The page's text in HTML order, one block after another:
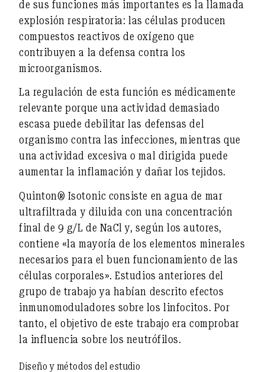
de sus funciones más importantes es la llamada
explosión respiratoria: las células producen
compuestos reactivos de oxígeno que
contribuyen a la defensa contra los
microorganismos.
La regulación de esta función es médicamente
relevante porque una actividad demasiado
escasa puede debilitar las defensas del
organismo contra las infecciones, mientras que
una actividad excesiva o mal dirigida puede
aumentar la inflamación y dañar los tejidos.
Quinton® Isotonic consiste enagua de mar
ultrafiltrada y diluida con una concentración
final de 9 g/L de NaCl y, según los autores,
contiene «la mayoría de los elementos minerales
necesarios para el buen funcionamiento de las
células corporales». Estudios anteriores del
grupo de trabajo ya habían descritoefectos
inmunomoduladores sobre los linfocitos. Por
tanto, el objetivo de este trabajo era comprobar
la influencia sobre los neutrófilos.
Diseño y métodos del estudio